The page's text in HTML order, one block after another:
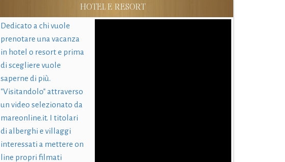
HOTEL E RESORT
Dedicato a chi vuole
prenotare una vacanza
in hotel o resort e prima
di scegliere vuole
saperne di più.
"Visitandolo" attraverso
un video selezionato da
mareonline.it. I titolari
di alberghi e villaggi
interessati a mettere on
line propri filmati